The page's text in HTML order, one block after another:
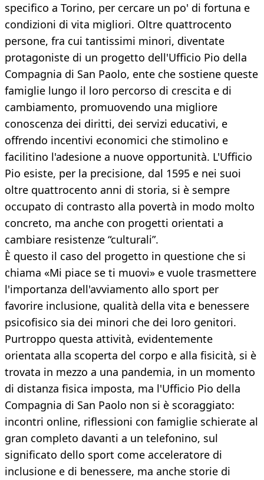
specifico a Torino, per cercare un po' di fortuna e
condizioni di vita migliori. Oltre quattrocento
persone, fra cui tantissimi minori, diventate
protagoniste di un progetto dell'Ufficio Pio della
Compagnia di San Paolo, ente che sostiene queste
famiglie lungo il loro percorso di crescita e di
cambiamento, promuovendo una migliore
conoscenza dei diritti, dei servizi educativi, e
offrendo incentivi economici che stimolino e
facilitino l'adesione a nuove opportunità. L'Ufficio
Pio esiste, per la precisione, dal 1595 e nei suoi
oltre quattrocento anni di storia, si è sempre
occupato di contrasto alla povertà in modo molto
concreto, ma anche con progetti orientati a
cambiare resistenze “culturali”.
È questo il caso del progetto in questione che si
chiama «Mi piace se ti muovi» e vuole trasmettere
l'importanza dell'avviamento allo sport per
favorire inclusione, qualità della vita e benessere
psicofisico sia dei minori che dei loro genitori.
Purtroppo questa attività, evidentemente
orientata alla scoperta del corpo e alla fisicità, si è
trovata in mezzo a una pandemia, in un momento
di distanza fisica imposta, ma l'Ufficio Pio della
Compagnia di San Paolo non si è scoraggiato:
incontri online, riflessioni con famiglie schierate al
gran completo davanti a un telefonino, sul
significato dello sport come acceleratore di
inclusione e di benessere, ma anche storie di